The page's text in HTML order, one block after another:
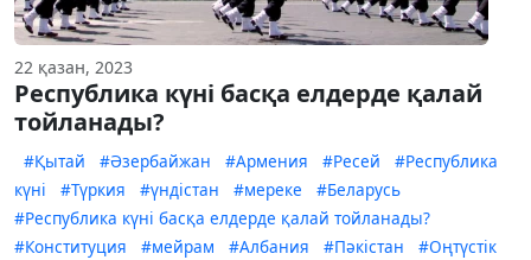
22 қазан, 2023
Республика күні басқа елдерде қалай
тойланады?
#Қытай #Әзербайжан #Армения #Ресей
#Республика
күні
#Түркия #үндістан #мереке
#Беларусь
#Республика күні басқа елдерде қалай тойланады?
#Конституция
#мейрам #Албания #Пәкістан
#Оңтүстік